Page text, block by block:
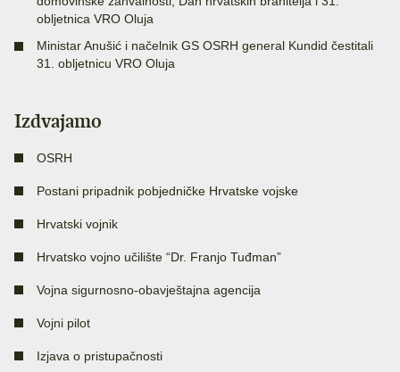
obljetnica VRO Oluja
Ministar Anušić i načelnik GS OSRH general Kundid čestitali
31. obljetnicu VRO Oluja
Izdvajamo
OSRH
Postani pripadnik pobjedničke Hrvatske vojske
Hrvatski vojnik
Hrvatsko vojno učilište “Dr. Franjo Tuđman”
Vojna sigurnosno-obavještajna agencija
Vojni pilot
Izjava o pristupačnosti